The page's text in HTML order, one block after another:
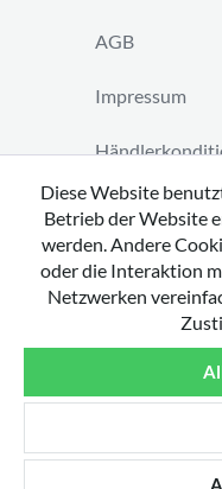
AGB
Impressum
Vertrag
Diese Website
Betrieb der Website
werden. Andere
oder die Interaktion
Netzwerken